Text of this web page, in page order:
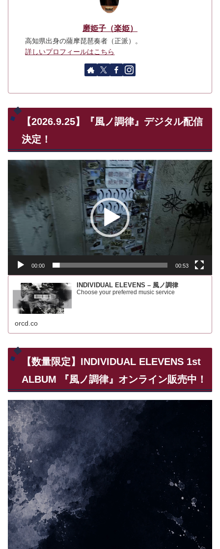
磨姫子（楽姫）
高知県出身の薩摩琵琶奏者（正派）。
詳しいプロフィールはこちら
【2026.9.25】『風ノ調律』デジタル配信
決定！
レ
ー
ー
00:00 00:53
INDIVIDUAL ELEVENS – 風ノ調律
Choose your preferred music service
orcd.co
【数量限定】INDIVIDUAL ELEVENS 1st
ALBUM 『風ノ調律』オンライン販売中！
動
画
プ
レ
ー
ヤ
ー